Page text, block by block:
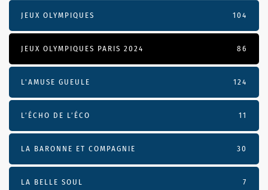
JEUX OLYMPIQUES 104
JEUX OLYMPIQUES PARIS 2024 86
L'AMUSE GUEULE 124
L’ÉCHO DE L’ÉCO 11
LA BARONNE ET COMPAGNIE 30
LA BELLE SOUL 7